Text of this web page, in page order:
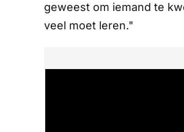
geweest om iemand te
veel moet leren."